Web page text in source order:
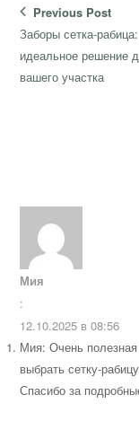
Навигация
по
записям
Previous Post
Previous
post:
Заборы сетка-рабица:
идеальное решение
вашего участка
Мия
:
12.10.2025 в 08:56
Мия: Очень полезная
выбрать сетку-
Спасибо за